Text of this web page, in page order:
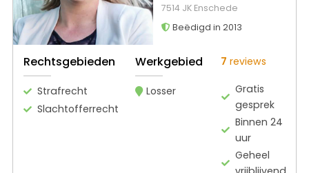
7514 JK Enschede
Beëdigd in 2013
Rechtsgebieden
Strafrecht
Slachtofferrecht
Werkgebied
Losser
7 reviews
Gratis
gesprek
Binnen 24
uur
Geheel